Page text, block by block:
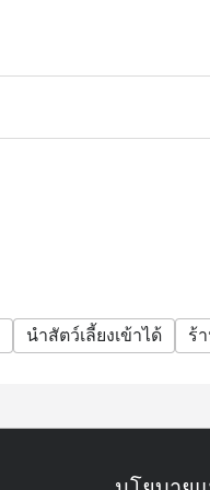
นำสัตว์เลี้ยงเข้าได้ ร้